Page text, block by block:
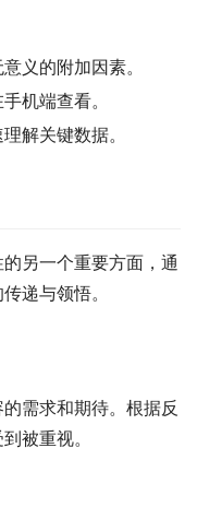
义的附加因素。
机端查看。
解关键数据。
另一个重要方面，通
递与领悟。
需求和期待。根据反
被重视。